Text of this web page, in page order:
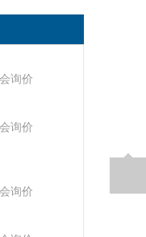
询价
询价
询价